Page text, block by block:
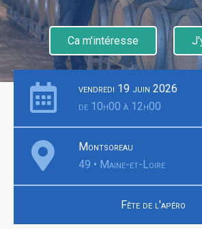
Ca m'intéresse
vendredi 19 juin 2026
de 10h00 à 12h00
Montsoreau
49 • Maine-et-Loire
Fête de l'apéro